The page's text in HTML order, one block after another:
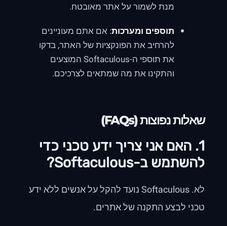
מנת לשמור על אתר מאובטח.
תוספים ומערכות: אם אתם מעוניינים
להרחיב את הפונקציות של האתר, בדקו
את תוספי ה-Softaculous המוצעים
והתקינו את מה שמתאים לצרכיכם.
שאלות נפוצות (FAQs)
1. האם אני צריך ידע טכני כדי
להשתמש ב-Softaculous?
לא. Softaculous נועד להקל על אנשים ללא ידע
טכני לבצע התקנה של אתרים.